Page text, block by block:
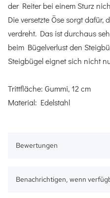
der Reiter bei einem Sturz
Die versetzte Öse sorgt
verdreht. Das ist durchaus
beim Bügelverlust den
Steigbügel eignet sich nicht
Trittfläche: Gummi, 12 cm
Material: Edelstahl
Bewertungen
Benachrichtigen, wenn